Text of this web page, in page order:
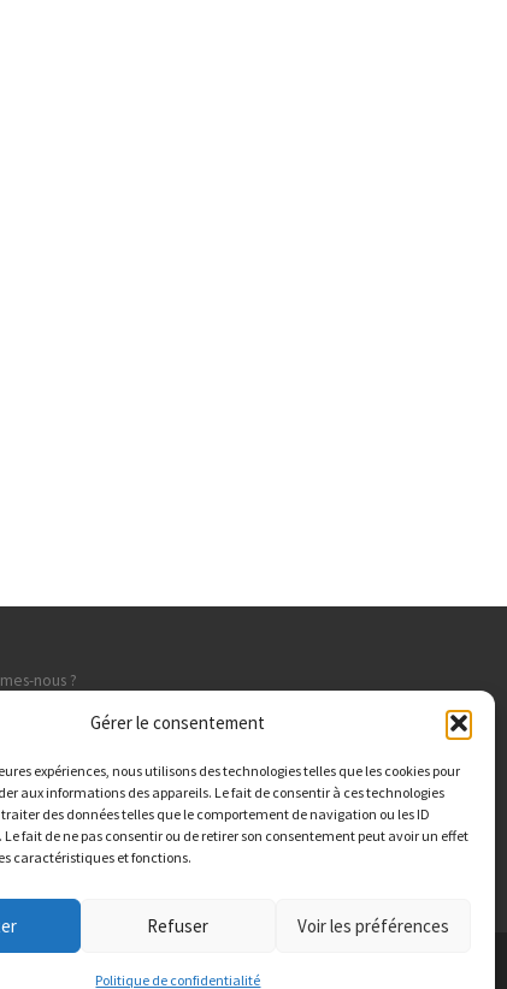
Gérer le consentement
expériences, nous utilisons des technologies telles que les cookies pour
aux informations des appareils. Le fait de consentir à ces technologies
des données telles que le comportement de navigation ou les ID
Le fait de ne pas consentir ou de retirer son consentement peut avoir un effet
caractéristiques et fonctions.
Refuser Voir les préférences
Politique de confidentialité
nous ?